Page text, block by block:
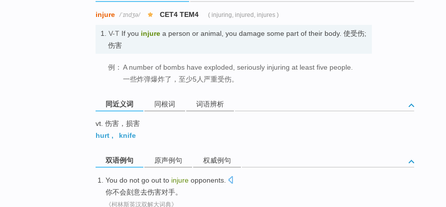
injure /ˈɪndʒə/ CET4 TEM4 ( injuring, injured, injures )
1. V-T If you injure a person or animal, you damage some part of their body. 使受伤;
伤害
例： A number of bombs have exploded, seriously injuring at least five people.
一些炸弹爆炸了，至少5人严重受伤。
同近义词 同根词 词语辨析
vt. 伤害，损害
hurt , knife
双语例句 原声例句 权威例句
You do not go out to injure opponents
你不会刻意去伤害对手。
《柯林斯英汉双解大词典》